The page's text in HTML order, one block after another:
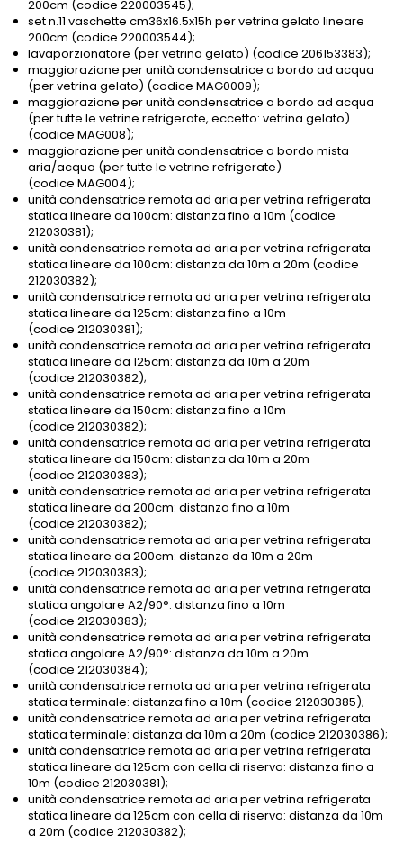
200cm (codice 220003545);
set n.11 vaschette cm36x16.5x15h per vetrina gelato lineare
200cm (codice 220003544);
lavaporzionatore (per vetrina gelato) (codice 206153383);
maggiorazione per unità condensatrice a bordo ad acqua
(per vetrina gelato) (codice MAG0009);
maggiorazione per unità condensatrice a bordo ad acqua
(per tutte le vetrine refrigerate, eccetto: vetrina gelato)
(codice MAG008);
maggiorazione per unità condensatrice a bordo mista
aria/acqua (per tutte le vetrine refrigerate)
(codice MAG004);
unità condensatrice remota ad aria per vetrina refrigerata
statica lineare da 100cm: distanza fino a 10m (codice
212030381);
unità condensatrice remota ad aria per vetrina refrigerata
statica lineare da 100cm: distanza da 10m a 20m (codice
212030382);
unità condensatrice remota ad aria per vetrina refrigerata
statica lineare da 125cm: distanza fino a 10m
(codice 212030381);
unità condensatrice remota ad aria per vetrina refrigerata
statica lineare da 125cm: distanza da 10m a 20m
(codice 212030382);
unità condensatrice remota ad aria per vetrina refrigerata
statica lineare da 150cm: distanza fino a 10m
(codice 212030382);
unità condensatrice remota ad aria per vetrina refrigerata
statica lineare da 150cm: distanza da 10m a 20m
(codice 212030383);
unità condensatrice remota ad aria per vetrina refrigerata
statica lineare da 200cm: distanza fino a 10m
(codice 212030382);
unità condensatrice remota ad aria per vetrina refrigerata
statica lineare da 200cm: distanza da 10m a 20m
(codice 212030383);
unità condensatrice remota ad aria per vetrina refrigerata
statica angolare A2/90°: distanza fino a 10m
(codice 212030383);
unità condensatrice remota ad aria per vetrina refrigerata
statica angolare A2/90°: distanza da 10m a 20m
(codice 212030384);
unità condensatrice remota ad aria per vetrina refrigerata
statica terminale: distanza fino a 10m (codice 212030385);
unità condensatrice remota ad aria per vetrina refrigerata
statica terminale: distanza da 10m a 20m (codice 212030386);
unità condensatrice remota ad aria per vetrina refrigerata
statica lineare da 125cm con cella di riserva: distanza fino a
10m (codice 212030381);
unità condensatrice remota ad aria per vetrina refrigerata
statica lineare da 125cm con cella di riserva: distanza da 10m
a 20m (codice 212030382);